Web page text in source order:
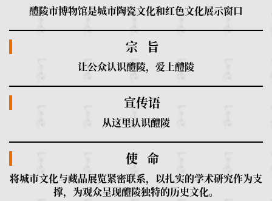
醴陵市博物馆是城市陶瓷文化和红色文化展示窗口
宗 旨
让公众认识醴陵，爱上醴陵
宣传语
从这里认识醴陵
使 命
将城市文化与藏品展览紧密联系，以扎实的学术研究作为支
撑，为观众呈现醴陵独特的历史文化。